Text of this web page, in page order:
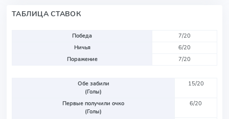
ТАБЛИЦА СТАВОК
Победа
7/20
Ничья
6/20
Поражение
7/20
Обе забили
(Голы)
15/20
Первые получили очко
(Голы)
6/20